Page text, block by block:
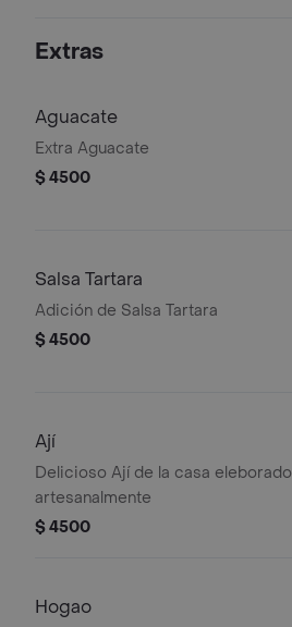
Extras
Aguacate
Extra Aguacate
$ 4500
Salsa Tartara
Adición de Salsa Tartara
$ 4500
Ají
Delicioso Ají de la casa eleborado
artesanalmente
$ 4500
Hogao